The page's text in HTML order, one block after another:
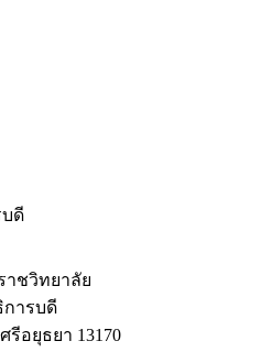
บดี
ชวิทยาลัย
การบดี
อยุธยา 13170